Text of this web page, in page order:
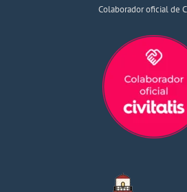
Colaborador oficial de